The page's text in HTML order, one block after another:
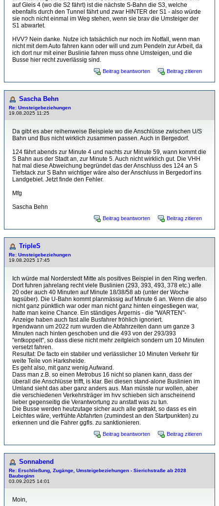
auf Gleis 4 (wo die S2 fährt) ist die nächste S-Bahn die S3, welche
ebenfalls durch den Tunnel fährt und zwar HINTER der S1 - also würde
sie noch nicht einmal im Weg stehen, wenn sie brav die Umsteiger der
S1 abwartet.
HVV? Nein danke. Nutze ich tatsächlich nur noch im Notfall, wenn man
nicht mit dem Auto fahren kann oder will und zum Pendeln zur Arbeit, da
ich dort nur mit einer Buslinie fahren muss ohne Umsteigen, und die
Busse hier recht zuverlässig sind.
Beitrag beantworten Beitrag zitieren
Sascha Behn
Re: Umsteigebeziehungen
19.08.2025 11:25
Da gibt es aber reihenweise Beispiele wo die Anschlüsse zwischen U/S
Bahn und Bus nicht wirklich zusammen passen. Auch in Bergedorf.
124 fährt abends zur Minute 4 und nachts zur Minute 59, wann kommt die
S Bahn aus der Stadt an, zur Minute 5. Auch nicht wirklich gut. Die VHH
hat mal diese Abweichung begründet das der Anschluss des 124 an S
Tiefstack zur S Bahn wichtiger wäre also der Anschluss in Bergedorf ins
Landgebiet. Jetzt finde den Fehler.
Mfg
Sascha Behn
Beitrag beantworten Beitrag zitieren
TripleS
Re: Umsteigebeziehungen
19.08.2025 17:45
Ich würde mal Norderstedt Mitte als positives Beispiel in den Ring werfen.
Dort fuhren jahrelang recht viele Buslinien (293, 393, 493, 378 etc.) alle
20 oder auch 40 Minuten auf Minute 18/38/58 ab (unter der Woche
tagsüber). Die U-Bahn kommt planmässig auf Minute 6 an. Wenn die also
nicht ganz pünktlich war oder man nicht ganz hinten eingestiegen war,
hatte man keine Chance. Ein ständiges Ärgernis - die "WARTEN"-
Anzeige haben auch fast alle Busfahrer fröhlich ignoriert.
Irgendwann um 2022 rum wurden die Abfahrzeiten dann um ganze 3
Minuten nach hinten geschoben und die 493 von der 293/393
"entkoppelt", so dass diese nicht mehr zeitgleich sondern um 10 Minuten
versetzt fahren.
Resultat: De facto ein stabiler und verlässlicher 10 Minuten Verkehr für
weite Teile von Harksheide.
Es geht also, mit ganz wenig Aufwand.
Dass man z.B. so einen Metrobus 16 nicht so planen kann, dass der
überall die Anschlüsse trifft, is klar. Bei diesen stand-alone Buslinien im
Umland sieht das aber ganz anders aus. Man müsste nur wollen, aber
die verschiedenen Verkehrsträger im hvv schieben sich anscheinend
lieber gegenseitig die Verantwortung zu anstatt was zu tun.
Die Busse werden heutzutage sicher auch alle getrakt, so dass es ein
Leichtes wäre, verfrühte Abfahrten (zumindest an den Startpunkten) zu
erkennen und die Fahrer ggfls. zu sanktionieren.
Beitrag beantworten Beitrag zitieren
Sonnabend
Re: Erschließung, Zugänge, Umsteigebeziehungen - Sierichstraße ab 2028
Baubeginn
03.09.2025 14:01
Moin,